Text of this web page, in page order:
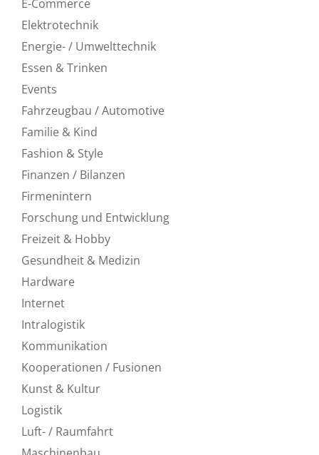
E-Commerce
Elektrotechnik
Energie- / Umwelttechnik
Essen & Trinken
Events
Fahrzeugbau / Automotive
Familie & Kind
Fashion & Style
Finanzen / Bilanzen
Firmenintern
Forschung und Entwicklung
Freizeit & Hobby
Gesundheit & Medizin
Hardware
Internet
Intralogistik
Kommunikation
Kooperationen / Fusionen
Kunst & Kultur
Logistik
Luft- / Raumfahrt